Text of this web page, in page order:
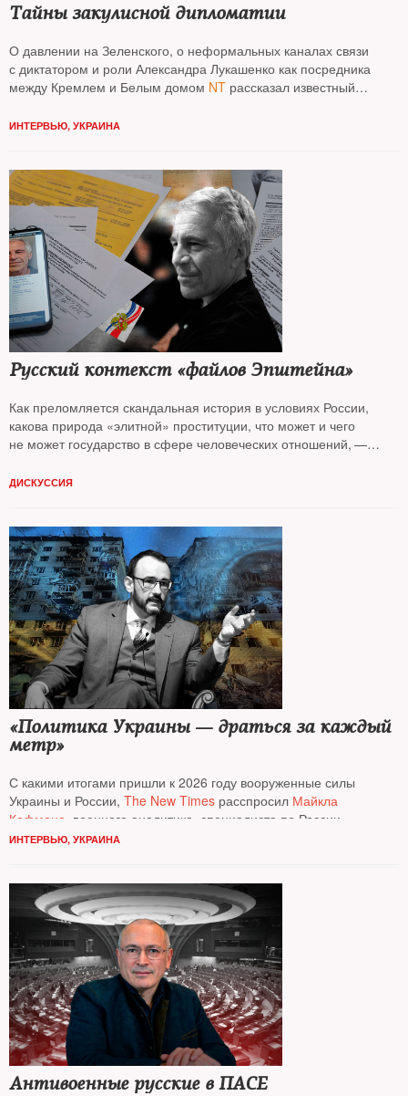
Тайны закулисной дипломатии
О давлении на Зеленского, о неформальных каналах связи
с диктатором и роли Александра Лукашенко как посредника
между Кремлем и Белым домом NT рассказал известный
ИНТЕРВЬЮ, УКРАИНА
Русский контекст «файлов Эпштейна»
Как преломляется скандальная история в условиях России,
какова природа «элитной» проституции, что может и чего
не может государство в сфере человеческих отношений, —
и популярным блогером, и
ДИСКУССИЯ
«Политика Украины — драться за каждый
метр»
С какими итогами пришли к 2026 году вооруженные силы
Украины и России, The New Times расспросил Майкла
Кофмана , военного аналитика, специалиста по России
и Евразии Фонда Карнеги
ИНТЕРВЬЮ, УКРАИНА
Антивоенные русские в ПАСЕ